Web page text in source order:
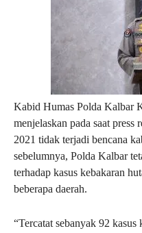
Kabid Humas Polda Kalbar
menjelaskan pada saat press
2021 tidak terjadi bencana
sebelumnya, Polda Kalbar
terhadap kasus kebakaran
beberapa daerah.
“Tercatat sebanyak 92